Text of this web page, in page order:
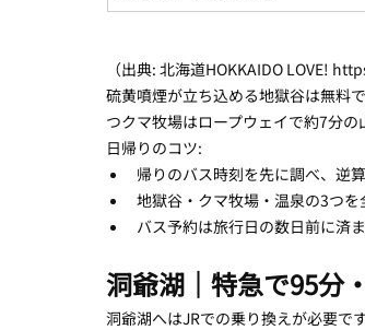
（出典: 北海道HOKKAIDO LOVE!
硫黄噴煙が立ち込める地獄谷は無料
つクマ牧場はロープウェイで約7分の
日帰りのコツ:
帰りのバス時刻を先に調べ、逆
地獄谷・クマ牧場・温泉の3つ
バス予約は旅行日の数日前に済
洞爺湖｜特急で95分
洞爺湖へはJRでの乗り換えが必要で